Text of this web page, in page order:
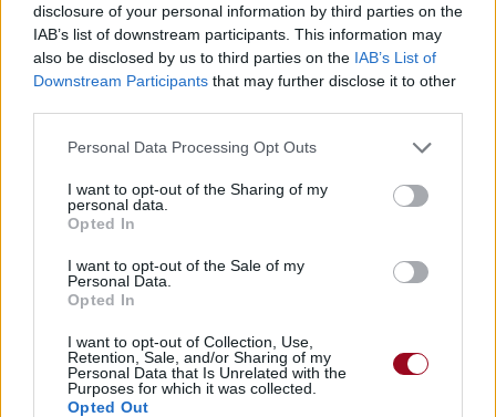
disclosure of your personal information by third parties on the
IAB’s list of downstream participants. This information may
also be disclosed by us to third parties on the IAB’s List of
Downstream Participants that may further disclose it to other
Personal Data Processing Opt Outs
I want to opt-out of the Sharing of my
personal data.
Opted In
I want to opt-out of the Sale of my
Personal Data.
Opted In
I want to opt-out of Collection, Use,
Retention, Sale, and/or Sharing of my
Personal Data that Is Unrelated with the
Purposes for which it was collected.
Opted Out
meilleur prix sur
Commentaires
Voir la vidéo de «21 And
Invincible»
Concert/Live Chanson sans vidéo